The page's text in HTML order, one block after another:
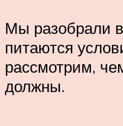
Мы разобрали
питаются
рассмотрим,
должны.